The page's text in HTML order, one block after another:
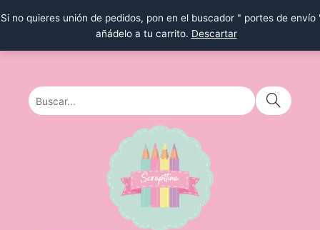
Si no quieres unión de pedidos, pon en el buscador " portes de envío
añádelo a tu carrito. Descartar
al